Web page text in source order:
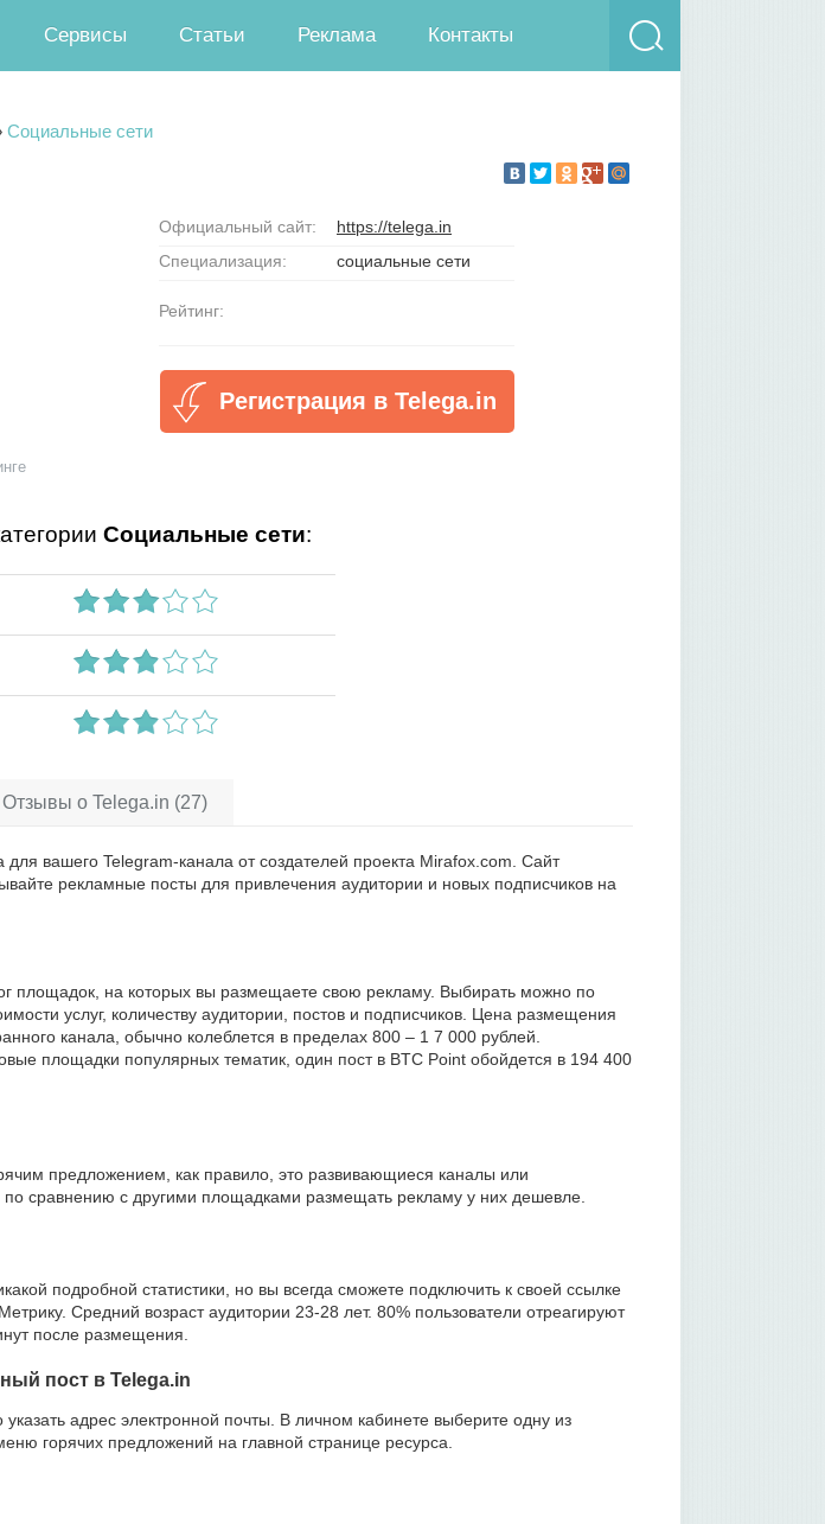
Сервисы Статьи Реклама Контакты
Социальные сети
Официальный сайт:
https://telega.in
Специализация:
социальные сети
Рейтинг:
Регистрация в Telega.in
Социальные сети:
Отзывы о Telega.in (27)
вашего Telegram-канала от создателей проекта Mirafox.com. Сайт
рекламные посты для привлечения аудитории и новых подписчиков на
площадок, на которых вы размещаете свою рекламу. Выбирать можно по
услуг, количеству аудитории, постов и подписчиков. Цена размещения
канала, обычно колеблется в пределах 800 – 1 7 000 рублей.
площадки популярных тематик, один пост в BTC Point обойдется в 194 400
предложением, как правило, это развивающиеся каналы или
сравнению с другими площадками размещать рекламу у них дешевле.
подробной статистики, но вы всегда сможете подключить к своей ссылке
Средний возраст аудитории 23-28 лет. 80% пользователи отреагируют
после размещения.
пост в Telega.in
указать адрес электронной почты. В личном кабинете выберите одну из
горячих предложений на главной странице ресурса.